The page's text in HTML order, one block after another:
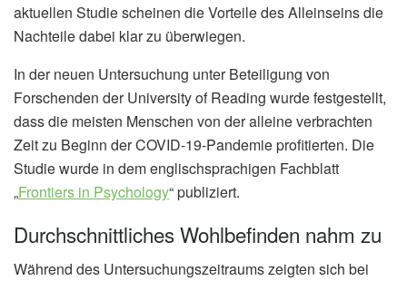
aktuellen Studie scheinen die Vorteile des Alleinseins die
Nachteile dabei klar zu überwiegen.
In der neuen Untersuchung unter Beteiligung von
Forschenden der University of Reading wurde festgestellt,
dass die meisten Menschen von der alleine verbrachten
Zeit zu Beginn der COVID-19-Pandemie profitierten. Die
Studie wurde in dem englischsprachigen Fachblatt
„Frontiers in Psychology“ publiziert.
Durchschnittliches Wohlbefinden nahm zu
Während des Untersuchungszeitraums zeigten sich bei